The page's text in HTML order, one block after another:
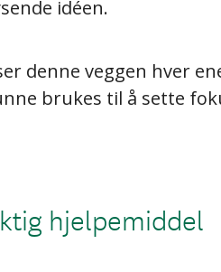
idéen.
denne veggen hver
brukes til å sette
hjelpemiddel